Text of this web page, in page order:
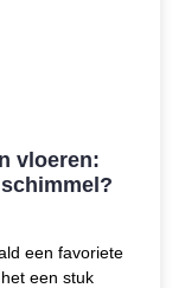
vloeren:
een favoriete
een stuk